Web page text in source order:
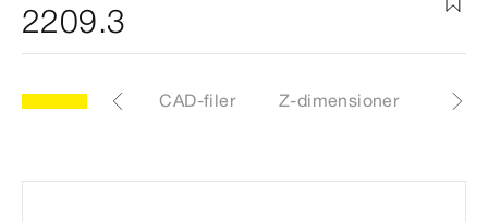
2209.3
Artiklar CAD-filer Z-dimensioner